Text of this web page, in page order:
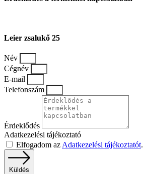
Leier zsalukő 25
Név
Cégnév
E-mail
Telefonszám
Érdeklődés
Adatkezelési tájékoztató
Elfogadom az Adatkezelési tájékoztatót.
Küldés